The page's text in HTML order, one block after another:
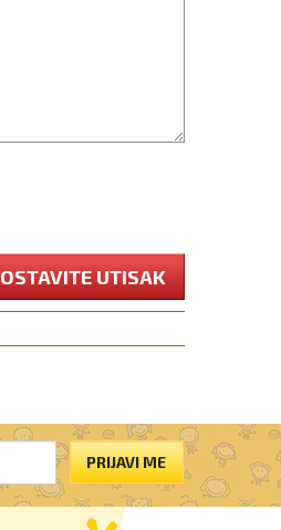
OSTAVITE UTISAK
PRIJAVI ME